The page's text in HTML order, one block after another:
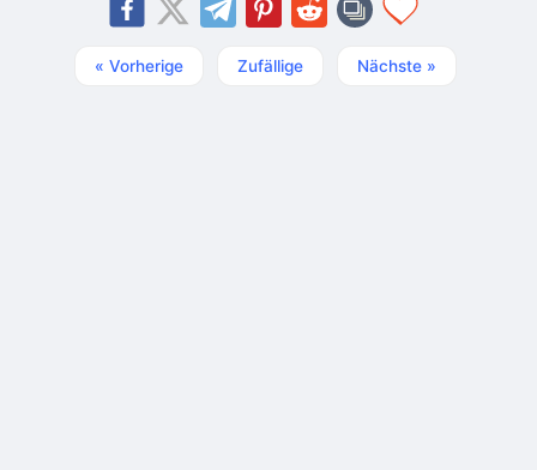
« Vorherige Zufällige Nächste »